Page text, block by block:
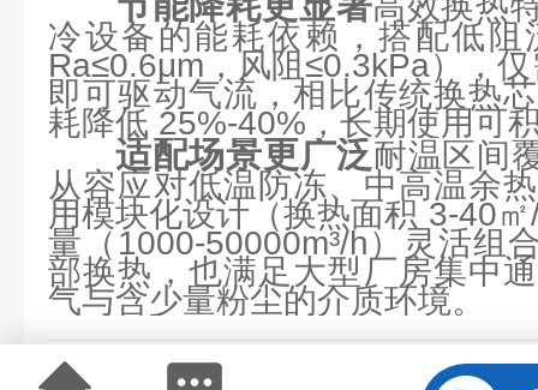
冷设备的能耗依赖，搭配低
Ra≤0.6μm，风阻≤0.3kPa），
即可驱动气流，相比传统换热
耗降低 25%-40%，长期使用可
适配场景更广泛耐温区间
从容应对低温防冻、中高温余
用模块化设计（换热面积 3-40
量（1000-50000m³/h）灵活组
部换热，也满足大型厂房集中
气与含少量粉尘的介质环境。
实战应用：四大场景落地方案